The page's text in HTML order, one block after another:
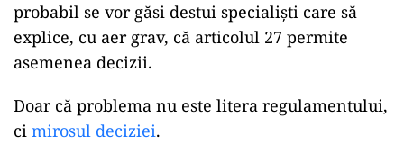
probabil se vor găsi destui specialiști care să
explice, cu aer grav, că articolul 27 permite
asemenea decizii.
Doar că problema nu este litera regulamentului,
ci mirosul deciziei.